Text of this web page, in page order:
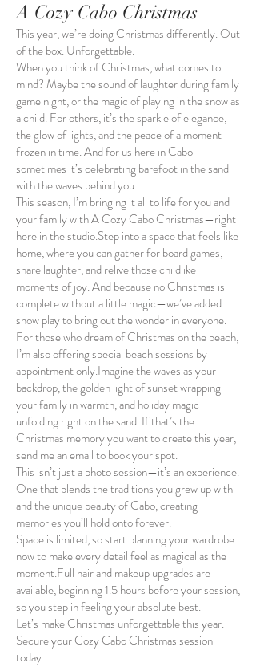
A Cozy Cabo Christmas
This year, we’re doing Christmas differently. Out
of the box. Unforgettable.
When you think of Christmas, what comes to
mind? Maybe the sound of laughter during family
game night, or the magic of playing in the snow as
a child. For others, it’s the sparkle of elegance,
the glow of lights, and the peace of a moment
frozen in time. And for us here in Cabo—
sometimes it’s celebrating barefoot in the sand
with the waves behind you.
This season, I’m bringing it all to life for you and
your family with A Cozy Cabo Christmas—right
here in the studio.Step into a space that feels like
home, where you can gather for board games,
share laughter, and relive those childlike
moments of joy. And because no Christmas is
complete without a little magic—we’ve added
snow play to bring out the wonder in everyone.
For those who dream of Christmas on the beach,
I’m also offering special beach sessions by
appointment only.Imagine the waves as your
backdrop, the golden light of sunset wrapping
your family in warmth, and holiday magic
unfolding right on the sand. If that’s the
Christmas memory you want to create this year,
send me an email to book your spot.
This isn’t just a photo session—it’s an experience.
One that blends the traditions you grew up with
and the unique beauty of Cabo, creating
memories you’ll hold onto forever.
Space is limited, so start planning your wardrobe
now to make every detail feel as magical as the
moment.Full hair and makeup upgrades are
available, beginning 1.5 hours before your session,
so you step in feeling your absolute best.
Let’s make Christmas unforgettable this year.
Secure your Cozy Cabo Christmas session
today.